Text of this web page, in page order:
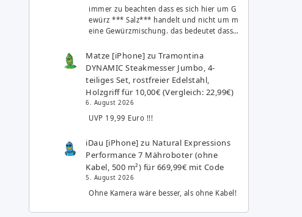
immer zu beachten dass es sich hier um G
ewürz *** Salz*** handelt und nicht um m
eine Gewürzmischung. das bedeutet dass…
Matze [iPhone] zuTramontina
DYNAMIC Steakmesser Jumbo, 4-
teiliges Set, rostfreier Edelstahl,
Holzgriff für 10,00€ (Vergleich: 22,99€)
6. August 2026
UVP 19,99 Euro !!!
iDau [iPhone] zu Natural Expressions
Performance 7 Mähroboter (ohne
Kabel, 500 m²) für 669,99€ mit Code
5. August 2026
Ohne Kamera wäre besser, als ohne Kabel!